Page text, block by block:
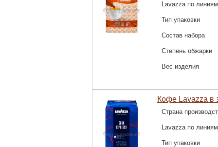
Lavazza по линиям
Тип упаковки
Состав набора
Степень обжарки
Вес изделия
Кофе Lavazza в
Страна
Lavazza по линиям
Тип упаковки